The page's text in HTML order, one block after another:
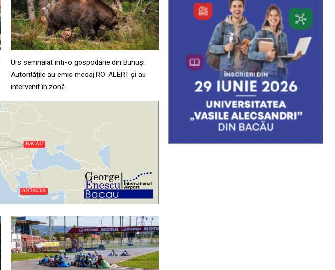
Urs semnalat într-o gospodărie din Buhuși.
Autoritățile au emis mesaj RO-ALERT și au
intervenit în zonă